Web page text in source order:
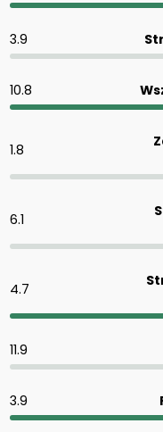
3.9
10.8
1.8
6.1
4.7
11.9
3.9